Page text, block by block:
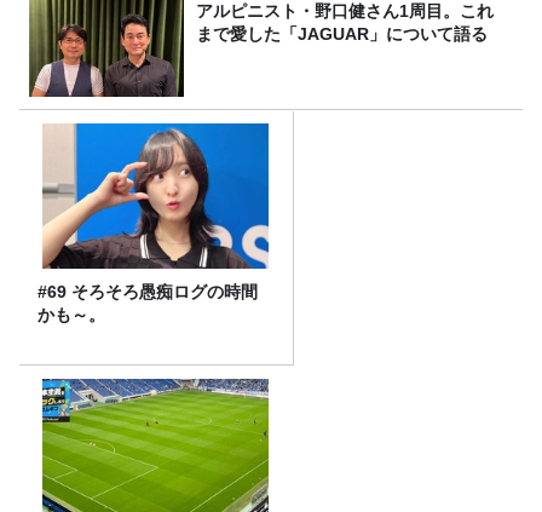
アルピニスト・野口健さん1周目。これ
まで愛した「JAGUAR」について語る
#69 そろそろ愚痴ログの時間
かも～。